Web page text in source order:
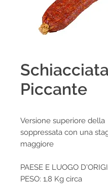
Schiacciata
Piccante
Versione superiore della
soppressata con una
maggiore
PAESE E LUOGO
PESO: 1,8 Kg circa